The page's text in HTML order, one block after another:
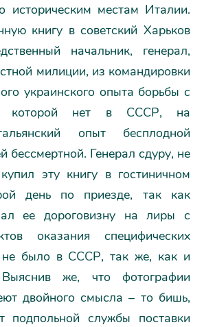
историческим местам Италии.
книгу в советский Харьков
начальник, генерал,
милиции, из командировки
украинского опыта борьбы с
которой нет в СССР, на
опыт бесплодной
бессмертной. Генерал сдуру, не
эту книгу в гостиничном
день по приезде, так как
ее дороговизну на лиры с
оказания специфических
не было в СССР, так же, как и
Выяснив же, что фотографии
двойного смысла – то бишь,
подпольной службы поставки